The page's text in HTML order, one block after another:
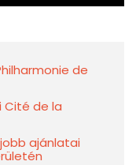
de
Cité de la
ajánlatai